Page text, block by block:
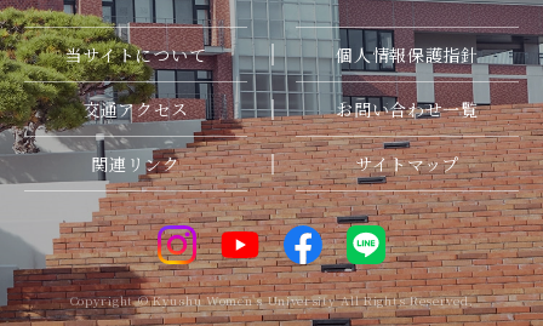
当サイトについて 個人情報保護指針
交通アクセス お問い合わせ一覧
関連リンク サイトマップ
Copyright © Kyushu Women's University All Rights Reserved.